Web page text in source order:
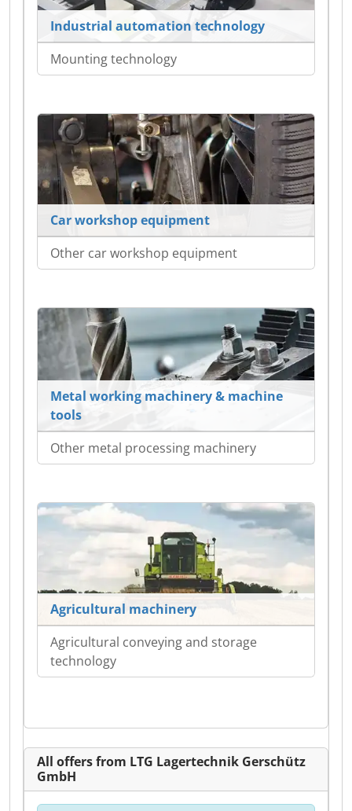
Industrial automation technology
Mounting technology
Car workshop equipment
Other car workshop equipment
Metal working machinery & machine
tools
Other metal processing machinery
Agricultural machinery
Agricultural conveying and storage
technology
All offers from LTG Lagertechnik Gerschütz
GmbH